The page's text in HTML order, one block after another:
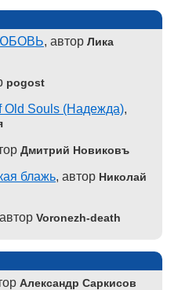
, автор Лика
pogost
Old Souls (Надежда),
Дмитрий Новиковъ
блажь, автор Николай
Voronezh-death
Александр Саркисов